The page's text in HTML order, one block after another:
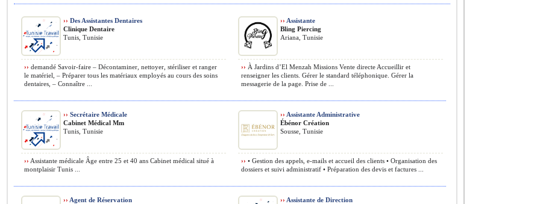
›› Des Assistantes Dentaires
Clinique Dentaire
Tunis, Tunisie
›› demandé Savoir-faire – Décontaminer, nettoyer, stériliser et ranger
le matériel, – Préparer tous les matériaux employés au cours des soins
dentaires, – Connaître ...
›› Assistante
Bling Piercing
Ariana, Tunisie
›› À Jardins d’El Menzah Missions Vente directe Accueillir et
renseigner les clients. Gérer le standard téléphonique. Gérer la
messagerie de la page. Prise de ...
›› Secrétaire Médicale
Cabinet Médical Mm
Tunis, Tunisie
›› Assistante médicale Âge entre 25 et 40 ans Cabinet médical situé à
montplaisir Tunis ...
›› Assistante Administrative
Ébénor Création
Sousse, Tunisie
›› • Gestion des appels, e-mails et accueil des clients • Organisation des
dossiers et suivi administratif • Préparation des devis et factures ...
›› Agent de Réservation
›› Assistante de Direction